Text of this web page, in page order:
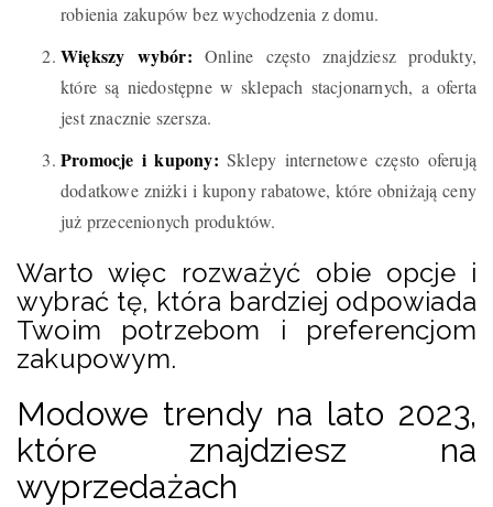
robienia zakupów bez wychodzenia z domu.
Większy wybór: Online często znajdziesz produkty,
które są niedostępne w sklepach stacjonarnych, a oferta
jest znacznie szersza.
Promocje i kupony: Sklepy internetowe często oferują
dodatkowe zniżki i kupony rabatowe, które obniżają ceny
już przecenionych produktów.
Warto więc rozważyć obie opcje i
wybrać tę, która bardziej odpowiada
Twoim potrzebom i preferencjom
zakupowym.
Modowe trendy na lato 2023,
które znajdziesz na
wyprzedażach